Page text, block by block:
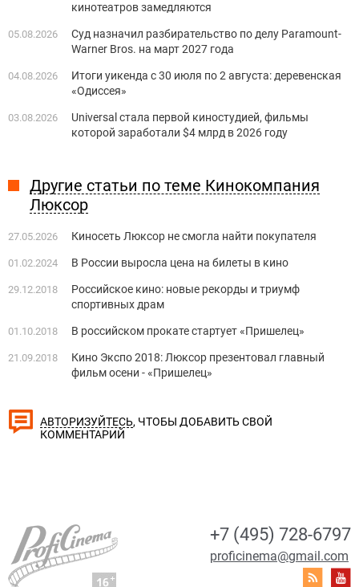
кинотеатров замедляются
05.08.2026
Суд назначил разбирательство по делу Paramount-
Warner Bros. на март 2027 года
04.08.2026
Итоги уикенда с 30 июля по 2 августа: деревенская
«Одиссея»
03.08.2026
Universal стала первой киностудией, фильмы
которой заработали $4 млрд в 2026 году
Другие статьи по теме Кинокомпания
Люксор
27.05.2026 Киносеть Люксор не смогла найти покупателя
01.02.2024 В России выросла цена на билеты в кино
29.12.2018
Российское кино: новые рекорды и триумф
спортивных драм
01.10.2018 В российском прокате стартует «Пришелец»
21.09.2018
Кино Экспо 2018: Люксор презентовал главный
фильм осени - «Пришелец»
АВТОРИЗУЙТЕСЬ, ЧТОБЫ ДОБАВИТЬ СВОЙ
КОММЕНТАРИЙ
+7 (495) 728-6797
proficinema@gmail.com